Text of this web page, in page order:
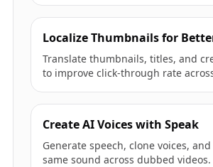
Localize Thumbnails for
Translate thumbnails, titles, and
to improve click-through rate
Create AI Voices with Speak
Generate speech, clone voices,
same sound across dubbed videos.